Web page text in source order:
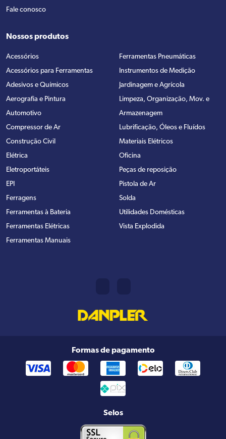
Fale conosco
Nossos produtos
Acessórios
Acessórios para Ferramentas
Adesivos e Químicos
Aerografia e Pintura
Automotivo
Compressor de Ar
Construção Civil
Elétrica
Eletroportáteis
EPI
Ferragens
Ferramentas à Bateria
Ferramentas Elétricas
Ferramentas Manuais
Ferramentas Pneumáticas
Instrumentos de Medição
Jardinagem e Agrícola
Limpeza, Organização, Mov. e
Armazenagem
Lubrificação, Óleos e Fluídos
Materiais Elétricos
Oficina
Peças de reposição
Pistola de Ar
Solda
Utilidades Domésticas
Vista Explodida
Formas de pagamento
Selos